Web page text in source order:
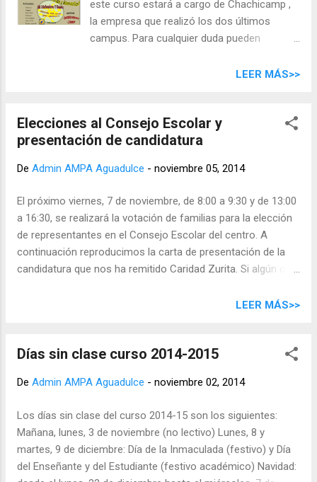
este curso estará a cargo de Chachicamp ,
la empresa que realizó los dos últimos
campus. Para cualquier duda pueden
mail o teléfonos indicados o a través del
NAVIDAD 2014
LEER MÁS>>
Elecciones al Consejo Escolar y
presentación de candidatura
De Admin AMPA Aguadulce - noviembre 05, 2014
El próximo viernes, 7 de noviembre, de 8:00 a 9:30 y de 13:00
a 16:30, se realizará la votación de familias para la elección
de representantes en el Consejo Escolar del centro. A
continuación reproducimos la carta de presentación de la
candidatura que nos ha remitido Caridad Zurita. Si algún otro
familias puede escribir al e-mail de la asociación y las
carta de presentación .)
LEER MÁS>>
Días sin clase curso 2014-2015
De Admin AMPA Aguadulce - noviembre 02, 2014
Los días sin clase del curso 2014-15 son los siguientes:
Mañana, lunes, 3 de noviembre (no lectivo) Lunes, 8 y
martes, 9 de diciembre: Día de la Inmaculada (festivo) y Día
del Enseñante y del Estudiante (festivo académico) Navidad: